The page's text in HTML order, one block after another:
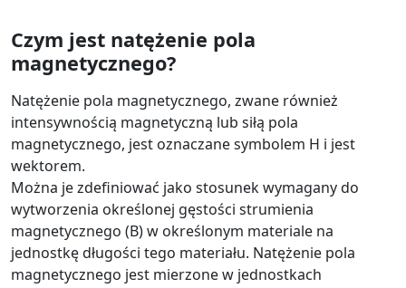
Czym jest natężenie pola
magnetycznego?
Natężenie pola magnetycznego, zwane również
intensywnością magnetyczną lub siłą pola
magnetycznego, jest oznaczane symbolem H i jest
wektorem.
Można je zdefiniować jako stosunek wymagany do
wytworzenia określonej gęstości strumienia
magnetycznego (B) w określonym materiale na
jednostkę długości tego materiału. Natężenie pola
magnetycznego jest mierzone w jednostkach